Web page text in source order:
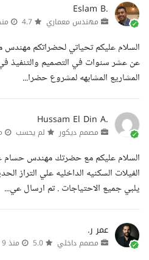
Eslam B.
مهندس معماري منذ 9
السلام عليكم تحياتي لحضراتكم
عن عشر سنوات في التصميم والتنفيذ في
المشاريع المشابهه لمشروع حضرا...
Hussam El Din A.
مصمم ديكور لم يحسب
السلام عليكم مع حضرتك مهندس
الفيلات السكنيه الداخليه علي
يلبي جميع الاحتياجات . تم ارسال عي...
عمر ر.
مصمم داخلي منذ 9 أشهر